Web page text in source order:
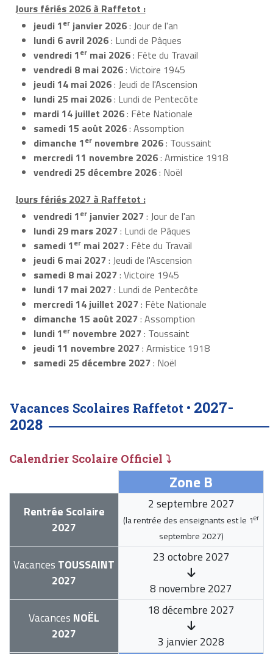
Jours fériés 2026 à Raffetot :
jeudi 1er janvier 2026: Jour de l'an
lundi 6 avril 2026: Lundi de Pâques
vendredi 1er mai 2026: Fête du Travail
vendredi 8 mai 2026: Victoire 1945
jeudi 14 mai 2026: Jeudi de l'Ascension
lundi 25 mai 2026: Lundi de Pentecôte
mardi 14 juillet 2026: Fête Nationale
samedi 15 août 2026: Assomption
dimanche 1er novembre 2026: Toussaint
mercredi 11 novembre 2026: Armistice 1918
vendredi 25 décembre 2026: Noël
Jours fériés 2027 à Raffetot :
vendredi 1er janvier 2027: Jour de l'an
lundi 29 mars 2027: Lundi de Pâques
samedi 1er mai 2027: Fête du Travail
jeudi 6 mai 2027: Jeudi de l'Ascension
samedi 8 mai 2027: Victoire 1945
lundi 17 mai 2027: Lundi de Pentecôte
mercredi 14 juillet 2027: Fête Nationale
dimanche 15 août 2027: Assomption
lundi 1er novembre 2027: Toussaint
jeudi 11 novembre 2027: Armistice 1918
samedi 25 décembre 2027: Noël
Vacances Scolaires Raffetot • 2027-
2028
Calendrier Scolaire Officiel ⤵
Zone B
Rentrée Scolaire
2027
2 septembre 2027
(la rentrée des enseignants est le 1er
septembre 2027)
Vacances TOUSSAINT
2027
23 octobre 2027
8 novembre 2027
Vacances NOËL
2027
18 décembre 2027
3 janvier 2028